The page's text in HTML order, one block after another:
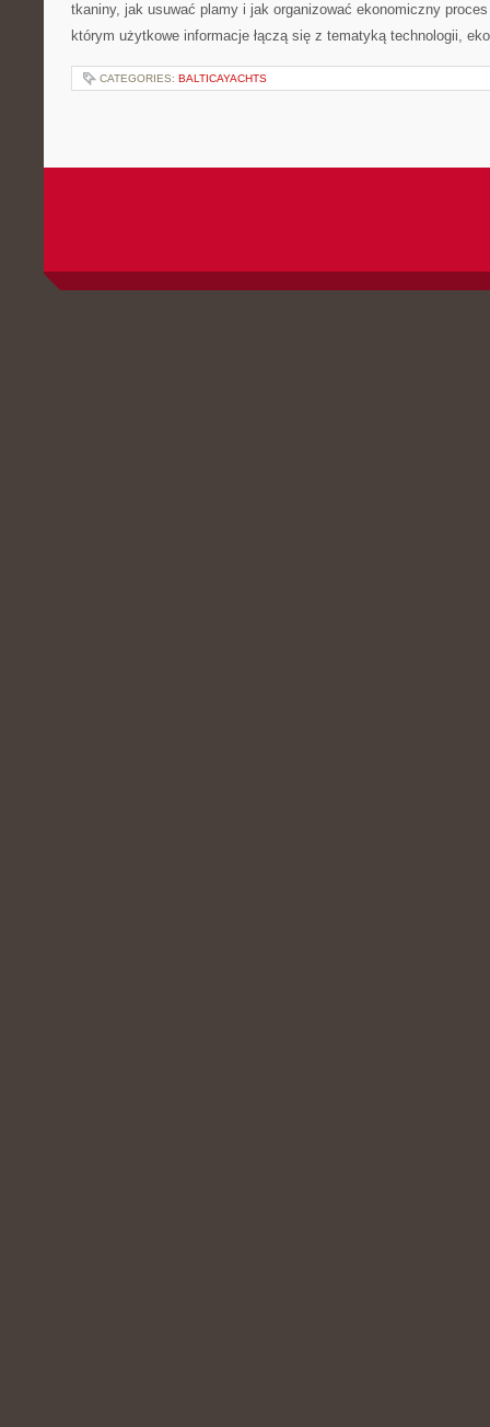
tkaniny, jak usuwać plamy i jak organizować ekonomiczny
którym użytkowe informacje łączą się z tematyką technologii,
CATEGORIES: BALTICAYACHTS